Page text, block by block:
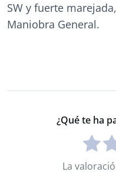
SW y fuerte
Maniobra General.
¿Qué te ha
La